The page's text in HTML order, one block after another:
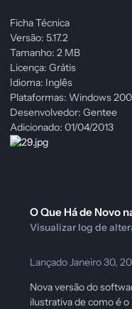
Ficha Técnica
Versão: 5.17.2
Tamanho: 2 MB
Licença: Grátis
Idioma: Inglês
Plataformas: Windows
Desenvolvedor: Gentee
Adicionado: 01/04/2013
O Que Há de Novo
Visualizar log de
LançadoJaneiro 30,
Nova versão do
ilustrativa de como é